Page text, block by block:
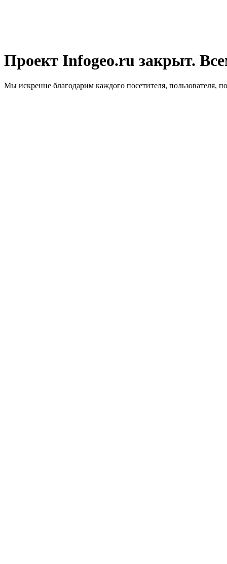
Проект Infogeo.ru закрыт.
Мы искренне благодарим каждого посетителя, пользователя,